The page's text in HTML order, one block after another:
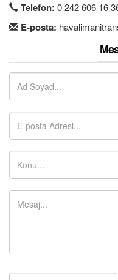
Telefon: 0 242 606 16
E-posta: